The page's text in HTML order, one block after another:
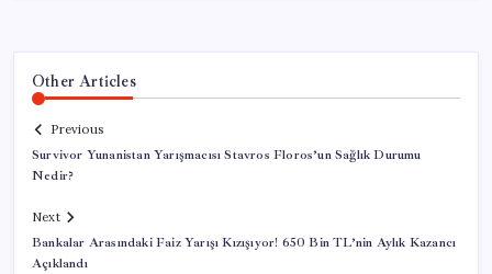
Other Articles
Previous
Survivor Yunanistan Yarışmacısı Stavros Floros’un Sağlık Durumu
Nedir?
Next
Bankalar Arasındaki Faiz Yarışı Kızışıyor! 650 Bin TL’nin Aylık Kazancı
Açıklandı